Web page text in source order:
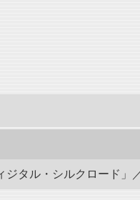
タル・シルクロード」